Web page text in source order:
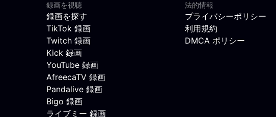
録画を視聴
録画を探す
TikTok 録画
Twitch 録画
Kick 録画
YouTube 録画
AfreecaTV 録画
Pandalive 録画
Bigo 録画
ライブミー 録画
法的情報
プライバシーポリシー
利用規約
DMCA ポリシー